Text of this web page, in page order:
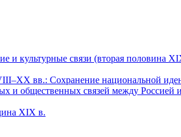
и культурные связи (вторая половина
вв.: Сохранение национальной
и общественных связей между
XIX в.